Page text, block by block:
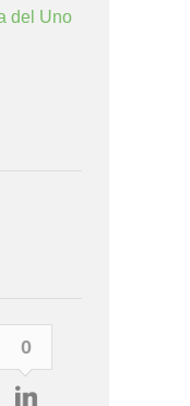
del Uno
0